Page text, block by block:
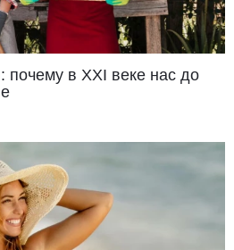
почему в XXI веке нас до